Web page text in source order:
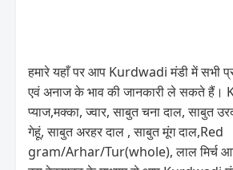
हमारे यहाँ पर आप Kurdwadi मंडी में सभी
एवं अनाज के भाव की जानकारी ले सकते हैं।
प्याज,मक्का, ज्वार, साबुत चना दाल, साबुत
गेहूं, साबुत अरहर दाल , साबुत मूंग दाल,Red
gram/Arhar/Tur(whole), लाल मिर्च